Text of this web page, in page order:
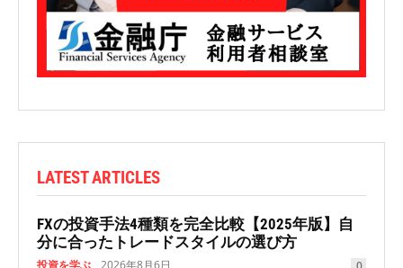
LATEST ARTICLES
FXの投資手法4種類を完全比較【2025年版】自
分に合ったトレードスタイルの選び方